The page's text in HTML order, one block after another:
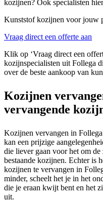
kozijnen? Ook specialisten
Kunststof kozijnen voor jouw
Vraag direct een offerte aan
Klik op ‘Vraag direct een
kozijnspecialisten uit Follega
over de beste aankoop van
Kozijnen
vervangende
Kozijnen vervangen in
kan een prijzige
die liever gaan voor het om
bestaande kozijnen. Echter is
kozijnen te vervangen in
minder, scheelt het je in het
die je eraan kwijt bent en het
uit.